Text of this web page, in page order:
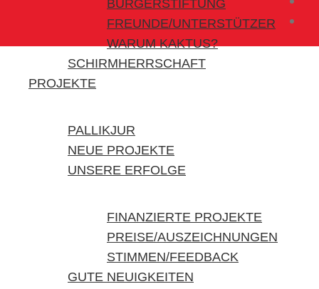
BÜRGERSTIFTUNG
FREUNDE/UNTERSTÜTZER
WARUM KAKTUS?
SCHIRMHERRSCHAFT
PROJEKTE
PALLIKJUR
NEUE PROJEKTE
UNSERE ERFOLGE
FINANZIERTE PROJEKTE
PREISE/AUSZEICHNUNGEN
STIMMEN/FEEDBACK
GUTE NEUIGKEITEN